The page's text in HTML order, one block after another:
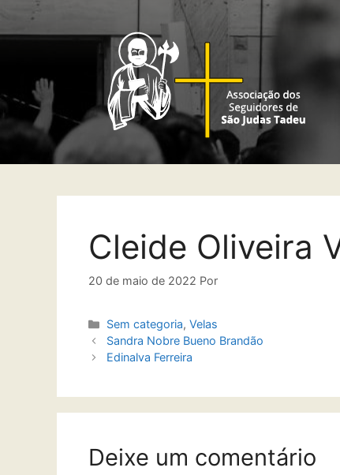
Cleide Oliveira
20 de maio de 2022 Por
Sem categoria,Velas
Sandra Nobre Bueno Brandão
Edinalva Ferreira
Deixe um comentário